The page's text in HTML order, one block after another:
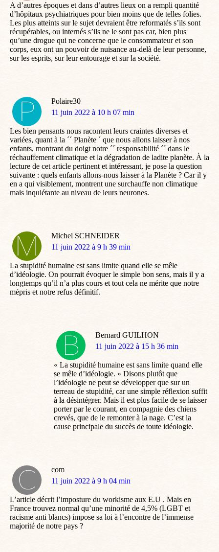
A d’autres époques et dans d’autres lieux on a rempli quantité
d’hôpitaux psychiatriques pour bien moins que de telles folies.
Les plus atteints sur le sujet devraient être reformatés s’ils sont
récupérables, ou internés s’ils ne le sont pas car, bien plus
qu’une drogue qui ne concerne que le consommateur et son
corps, eux ont un pouvoir de nuisance au-delà de leur personne,
sur les esprits, sur leur entourage et sur la société.
Polaire30
dit
11 juin 2022 à 10 h 07 min
Les bien pensants nous racontent leurs craintes diverses et
variées, quant à la ´´ Planète ´ que nous allons laisser à nos
enfants, montrant du doigt notre ´´ responsabilité ´´ dans le
réchauffement climatique et la dégradation de ladite planète. À la
lecture de cet article pertinent et intéressant, je pose la question
suivante : quels enfants allons-nous laisser à la Planète ? Car il y
en a qui visiblement, montrent une surchauffe non climatique
mais inquiétante au niveau de leurs neurones.
Michel SCHNEIDER
dit
11 juin 2022 à 9 h 39 min
La stupidité humaine est sans limite quand elle se mêle
d’idéologie. On pourrait évoquer le simple bon sens, mais il y a
longtemps qu’il n’a plus cours et tout cela ne mérite que notre
mépris et notre refus définitif.
Bernard GUILHON
dit
11 juin 2022 à 15 h 36 min
« La stupidité humaine est sans limite quand elle
se mêle d’idéologie. » Disons plutôt que
l’idéologie ne peut se développer que sur un
terreau de stupidité, car une simple réflexion suffit
à la désintégrer. Mais il est plus facile de se laisser
porter par le courant, en compagnie des chiens
crevés, que de le remonter à la nage. C’est la
cause principale du succès de toute idéologie.
com
dit
11 juin 2022 à 9 h 04 min
L’article décrit l’imposture du workisme aux E.U . Mais en
France trouvez normal qu’une minorité de 4,5% (LGBT et
racisme anti blancs) impose sa loi à l’encontre de l’immense
majorité de notre pays ?